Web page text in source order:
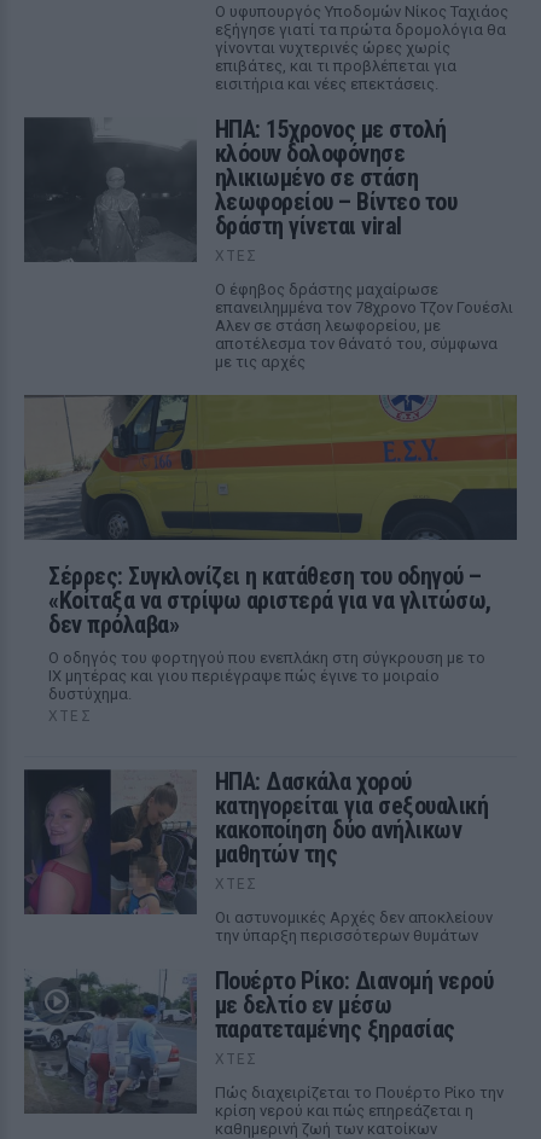
Ο υφυπουργός Υποδομών Νίκος Ταχιάος
εξήγησε γιατί τα πρώτα δρομολόγια θα
γίνονται νυχτερινές ώρες χωρίς
επιβάτες, και τι προβλέπεται για
εισιτήρια και νέες επεκτάσεις.
ΗΠΑ: 15χρονος με στολή
κλόουν δολοφόνησε
ηλικιωμένο σε στάση
λεωφορείου – Βίντεο του
δράστη γίνεται viral
ΧΤΕΣ
Ο έφηβος δράστης μαχαίρωσε
επανειλημμένα τον 78χρονο Τζον Γουέσλι
Αλεν σε στάση λεωφορείου, με
αποτέλεσμα τον θάνατό του, σύμφωνα
με τις αρχές
Σέρρες: Συγκλονίζει η κατάθεση του οδηγού –
«Κοίταξα να στρίψω αριστερά για να γλιτώσω,
δεν πρόλαβα»
Ο οδηγός του φορτηγού που ενεπλάκη στη σύγκρουση με το
ΙΧ μητέρας και γιου περιέγραψε πώς έγινε το μοιραίο
δυστύχημα.
ΧΤΕΣ
ΗΠΑ: Δασκάλα χορού
κατηγορείται για σeξουαλική
κακοποίηση δύο ανήλικων
μαθητών της
ΧΤΕΣ
Οι αστυνομικές Αρχές δεν αποκλείουν
την ύπαρξη περισσότερων θυμάτων
Πουέρτο Ρίκο: Διανομή νερού
με δελτίο εν μέσω
παρατεταμένης ξηρασίας
ΧΤΕΣ
Πώς διαχειρίζεται το Πουέρτο Ρίκο την
κρίση νερού και πώς επηρεάζεται η
καθημερινή ζωή των κατοίκων